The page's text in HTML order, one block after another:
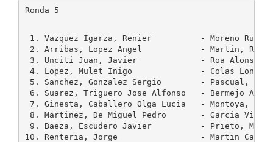
Ronda 5
1. Vazquez Igarza, Renier          - Moreno
2. Arribas, Lopez Angel            - Martin,
3. Unciti Juan, Javier             - Roa Alonso,
4. Lopez, Mulet Inigo              - Colas
5. Sanchez, Gonzalez Sergio        - Pascual,
6. Suarez, Triguero Jose Alfonso   - Bermejo
7. Ginesta, Caballero Olga Lucia   - Montoya,
8. Martinez, De Miguel Pedro       - Garcia
9. Baeza, Escudero Javier          - Prieto,
10. Renteria, Jorge                 - Martin